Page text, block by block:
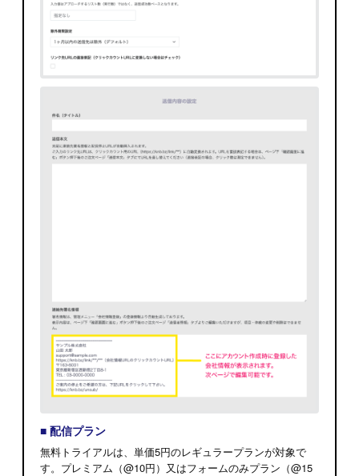
■ 配信プラン
無料トライアルは、単価5円のレギュラープランが対象で
す。 プレミアム（@10円）又はフォームのみプラン（@15